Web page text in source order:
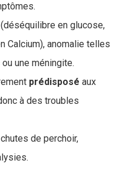
(déséquilibre en glucose,
Calcium), anomalie telles
une méningite.
prédisposé aux
à des troubles
de perchoir,